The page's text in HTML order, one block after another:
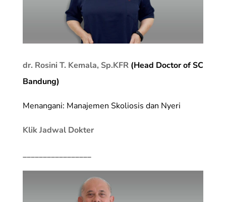
dr. Rosini T. Kemala, Sp.KFR(Head Doctor of SC
Bandung)
Menangani: Manajemen Skoliosis dan Nyeri
Klik Jadwal Dokter
_________________